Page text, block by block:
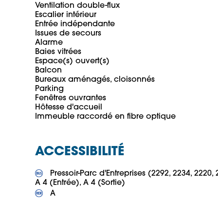
Ventilation double-flux
Escalier intérieur
Entrée indépendante
Issues de secours
Alarme
Baies vitrées
Espace(s) ouvert(s)
Balcon
Bureaux aménagés, cloisonnés
Parking
Fenêtres ouvrantes
Hôtesse d'accueil
ACCESSIBILITÉ
Pressoir-Parc d'Entreprises (2292, 2234, 2220,
A